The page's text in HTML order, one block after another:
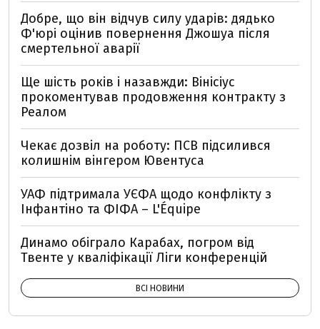
Добре, що він відчув силу ударів: дядько
Ф'юрі оцінив повернення Джошуа після
смертельної аварії
Ще шість років і назавжди: Вінісіус
прокоментував продовження контракту з
Реалом
Чекає дозвіл на роботу: ПСВ підсилився
колишнім вінгером Ювентуса
УАФ підтримала УЄФА щодо конфлікту з
Інфантіно та ФІФА – L'Équipe
Динамо обіграло Карабах, погром від
Твенте у кваліфікації Ліги конференцій
ВСІ НОВИНИ